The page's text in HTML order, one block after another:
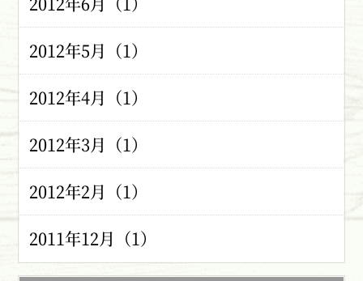
2012年5月（1）
2012年4月（1）
2012年3月（1）
2012年2月（1）
2011年12月（1）